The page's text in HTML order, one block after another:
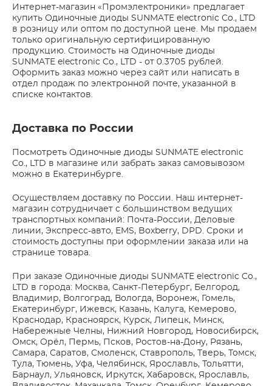
Интернет-магазин «Промэлектроники» предлагает
купить Одиночные диоды SUNMATE electronic Co., LTD
в розницу или оптом по доступной цене. Мы продаем
только оригинальную сертифицированную
продукцию. Стоимость на Одиночные диоды
SUNMATE electronic Co., LTD - от 0.3705 рублей.
Оформить заказ можно через сайт или написать в
отдел продаж по электронной почте, указанной в
списке контактов.
Доставка по России
Посмотреть Одиночные диоды SUNMATE electronic
Co., LTD в магазине или забрать заказ самовывозом
можно в Екатеринбурге.
Осуществляем доставку по России. Наш интернет-
магазин сотрудничает с большинством ведущих
транспортных компаний: Почта-России, Деловые
линии, Экспресс-авто, EMS, Boxberry, DPD. Сроки и
стоимость доступны при оформлении заказа или на
странице товара.
При заказе Одиночные диоды SUNMATE electronic Co.,
LTD в города: Москва, Санкт-Петербург, Белгород,
Владимир, Волгоград, Вологда, Воронеж, Гомель,
Екатеринбург, Ижевск, Казань, Калуга, Кемерово,
Краснодар, Красноярск, Курск, Липецк, Минск,
Набережные Челны, Нижний Новгород, Новосибирск,
Омск, Орёл, Пермь, Псков, Ростов-на-Дону, Рязань,
Самара, Саратов, Смоленск, Ставрополь, Тверь, Томск,
Тула, Тюмень, Уфа, Челябинск, Ярославль, Тольятти,
Барнаул, Ульяновск, Иркутск, Хабаровск, Ярославль,